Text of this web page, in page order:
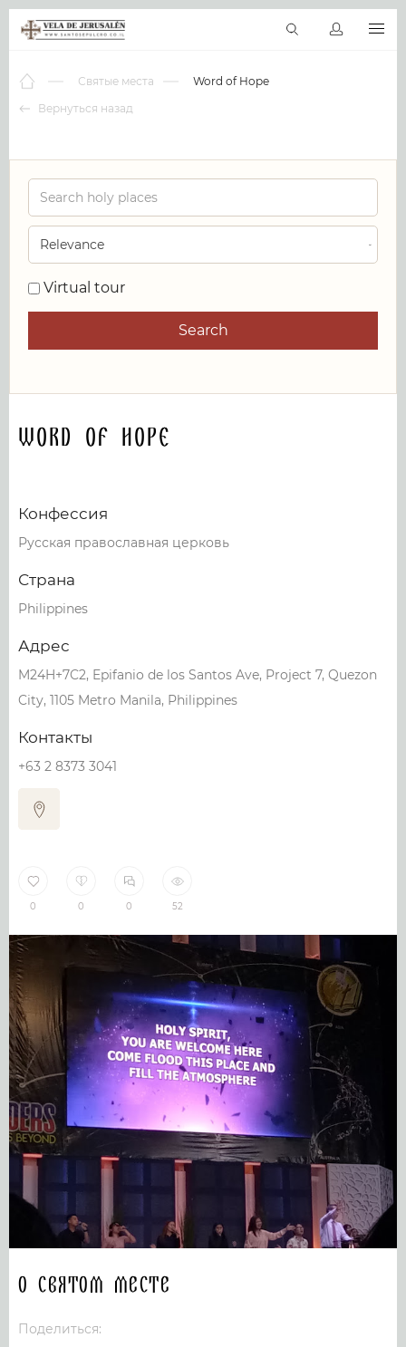
Виртуальные туры
RU
Вернуться назад
Святые места Word of Hope
Virtual tour
Search
Word of Hope
Конфессия
Русская православная церковь
Страна
Philippines
Адрес
M24H+7C2, Epifanio de los Santos Ave, Project 7, Quezon
City, 1105 Metro Manila, Philippines
Контакты
+63 2 8373 3041
0 0 0 52
О святом месте
Поделиться: